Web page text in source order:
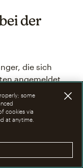
der
die sich
angemeldet
führen,
Auch
oder inaktive
Mail-Listen, die
some
cookies via
at anytime.